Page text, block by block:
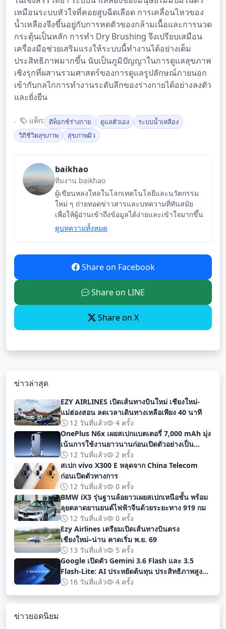
เหมือนระบบหัวใจที่คอยสูบฉีดเลือด การเคลื่อนไหวของ
น้ำเหลืองจึงขึ้นอยู่กับการหดตัวของกล้ามเนื้อและการนวด
กระตุ้นเป็นหลัก การทำ Dry Brushing จึงเปรียบเสมือน
เครื่องมือช่วยเสริมแรงให้ระบบนี้ทำงานได้อย่างเต็ม
ประสิทธิภาพมากขึ้น นับเป็นภูมิปัญญาในการดูแลสุขภาพ
เชิงรุกที่ผสานรวมศาสตร์ของการดูแลรูปลักษณ์ภายนอก
เข้ากับกลไกการทำงานระดับลึกของร่างกายได้อย่างลงตัว
และยั่งยืน
แท็ก: ดีท็อกซ์ร่างกาย ดูแลตัวเอง
ระบบน้ำเหลือง
วิถีชีวิตสุขภาพ
สุขภาพผิว
baikhao
ทีมงาน baikhao
ผู้เขียนหลงใหลในโลกเทคโนโลยีและนวัตกรรม
ใหม่ ๆ ถ่ายทอดข่าวสารและบทความที่ทันสมัย
เพื่อให้ผู้อ่านเข้าถึงข้อมูลได้ง่ายและเข้าใจมากขึ้น
ดูบทความทั้งหมด
Share on Facebook
Share on LINE
Share on X
ข่าวล่าสุด
EZY AIRLINES เปิดเส้นทางบินใหม่ เชียงใหม่-
แม่ฮ่องสอน ลดเวลาเดินทางเหลือเพียง 40 นาที
12 วันที่แล้ว
4 ครั้ง
OnePlus N6x เผยสเปกแบตเตอรี่ 7,000 mAh มุ่ง
เน้นการใช้งานยาวนานก่อนเปิดตัวอย่างเป็น
ทางการ
12 วันที่แล้ว
2 ครั้ง
สเปก vivo X300 E หลุดจาก China Telecom
ก่อนเปิดตัวทางการ
12 วันที่แล้ว
0 ครั้ง
BMW iX3 รุ่นฐานล้อยาวเผยสเปกเหนือชั้น พร้อม
ลุยตลาดยานยนต์ไฟฟ้าจีนด้วยระยะทาง 919 กม
12 วันที่แล้ว
0 ครั้ง
Ezy Airlines เตรียมเปิดเส้นทางบินตรง
เชียงใหม่–น่าน คาดเริ่ม พ.ย. 69
13 วันที่แล้ว
5 ครั้ง
Google เปิดตัว Gemini 3.6 Flash และ 3.5
Flash-Lite: AI ประหยัดต้นทุน ประสิทธิภาพสูง
สำหรับนักพัฒนา
16 วันที่แล้ว 4 ครั้ง
ข่าวยอดนิยม